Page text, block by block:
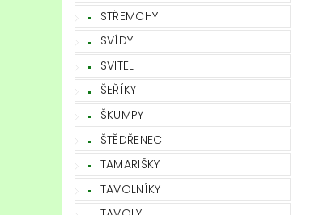
STŘEMCHY
SVÍDY
SVITEL
ŠEŘÍKY
ŠKUMPY
ŠTĚDŘENEC
TAMARIŠKY
TAVOLNÍKY